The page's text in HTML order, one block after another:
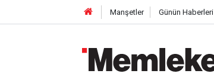
Manşetler Günün Haberleri